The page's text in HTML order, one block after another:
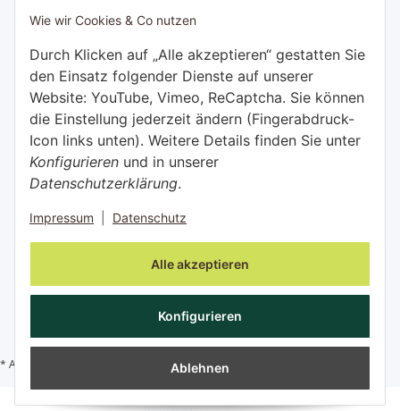
Alle akzeptieren
Konfigurieren
Ablehnen
Wie wir Cookies & Co nutzen
Durch Klicken auf „Alle akzeptieren“ gestatten Sie
den Einsatz folgender Dienste auf unserer
Website: YouTube, Vimeo, ReCaptcha. Sie können
die Einstellung jederzeit ändern (Fingerabdruck-
Icon links unten). Weitere Details finden Sie unter
Konfigurieren und in unserer
Datenschutzerklärung.
Impressum Datenschutz
Bezahlen Sie bequem per:
Vertrag widerrufen
* Alle Preise inkl. gesetzlicher USt., zzgl.Versand